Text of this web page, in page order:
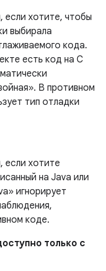
если хотите, чтобы
выбирала
кода.
есть код на C
В противном
тип отладки
если хотите
на Java или
игнорирует
коде.
только с